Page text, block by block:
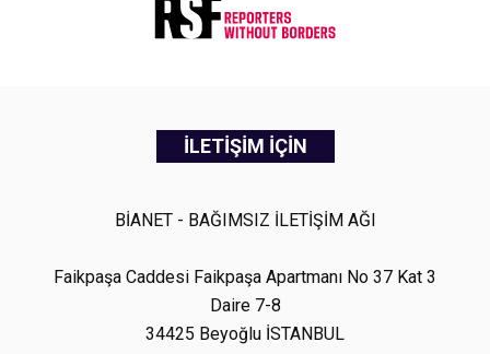
İLETİŞİM İÇİN
BİANET - BAĞIMSIZ İLETİŞİM AĞI
Faikpaşa Caddesi Faikpaşa Apartmanı No 37 Kat 3
Daire 7-8
34425 Beyoğlu İSTANBUL